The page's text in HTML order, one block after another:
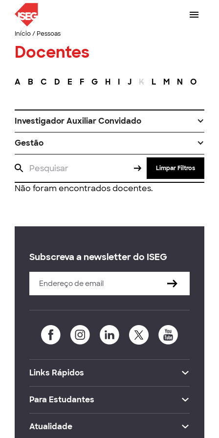
Início/ Pessoas
Docentes
A B C D E F G H I J K L M N O
Investigador Auxiliar Convidado
Gestão
Limpar Filtros
Não foram encontrados docentes.
Subscreva a newsletter do ISEG
Links Rápidos
Para Estudantes
Atualidade